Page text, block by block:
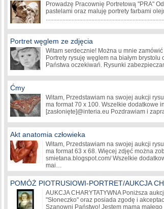
Prowadzę Pracownię Portretową "PRA"
pastelami oraz maluję portrety farbami
Portret węglem ze zdjęcia
Witam serdecznie! Można u mnie
Portrety rysuję węglem na białym
Państwa oczekiwań. Rysunki
Ćmy
Witam, Przedstawiam na swojej aukcji
ma format 70 x 100. Wszelkie dodatkowe
[zasłonięte]@interia.eu Pozdrawiam i
Akt anatomia człowieka
Witam, Przedstawiam na swojej aukcji
ma format 63 x 68. Więcej zdjęć można
smietana.blogspot.com/ Wszelkie
mai…
POMÓŻ PIOTRUSIOWI-PORTRET/AUKCJA
AUKCJA CHARYTATYWNA Poniższa
"Słoneczko" oraz posiada zgodę i
Szanowni Państwo! Jestem mamą